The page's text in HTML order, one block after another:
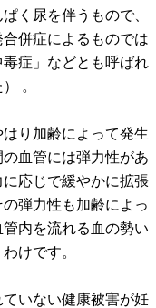
く尿を伴うもので、
併症によるものでは
症」などとも呼ばれ
。
り加齢によって発生
血管には弾力性があ
応じで緩やかに拡張
弾力性も加齢によっ
内を流れる血の勢い
けです。
ていない健康被害が妊